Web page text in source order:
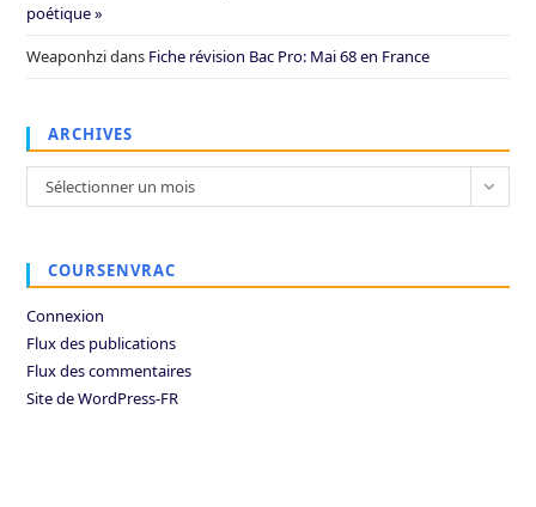
poétique »
Weaponhzidans Fiche révision Bac Pro: Mai 68 en France
ARCHIVES
Archives
Sélectionner un mois
COURSENVRAC
Connexion
Flux des publications
Flux des commentaires
Site de WordPress-FR